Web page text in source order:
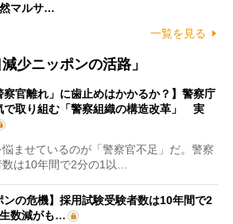
然マルサ…
一覧を見る
少ニッポンの活路」
察官離れ」に歯止めはかかるか？】警察庁
で取り組む「警察組織の構造改革」 実
ませているのが「警察官不足」だ。警察
は10年間で2分の1以…
ンの危機】採用試験受験者数は10年間で2
数減がも…